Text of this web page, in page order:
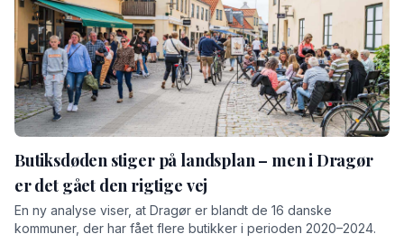
Butiksdøden stiger på landsplan – men i Dragør
er det gået den rigtige vej
En ny analyse viser, at Dragør er blandt de 16 danske
kommuner, der har fået flere butikker i perioden 2020–2024.